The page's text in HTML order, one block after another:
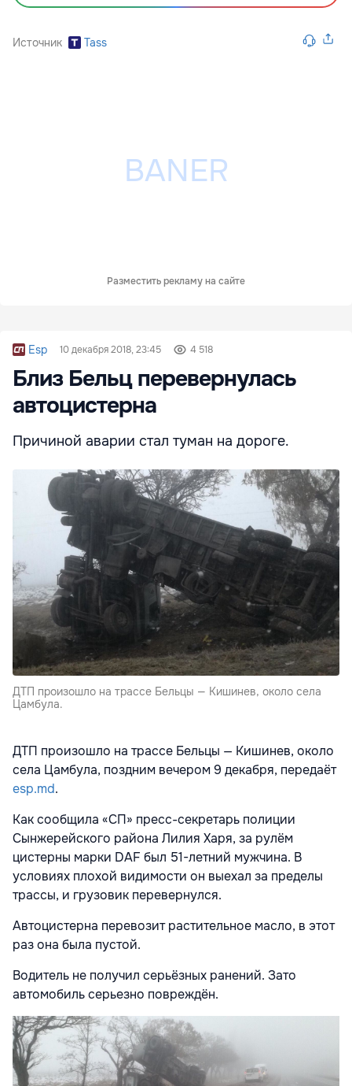
Источник Tass
Разместить рекламу на сайте
Esp 10 декабря 2018, 23:45 4 518
Близ Бельц перевернулась
автоцистерна
Причиной аварии стал туман на дороге.
ДТП произошло на трассе Бельцы — Кишинев, около села
Цамбула.
ДТП произошло на трассе Бельцы — Кишинев, около
села Цамбула, поздним вечером 9 декабря, передаёт
esp.md.
Как сообщила «СП» пресс-секретарь полиции
Сынжерейского района Лилия Харя, за рулём
цистерны марки DAF был 51-летний мужчина. В
условиях плохой видимости он выехал за пределы
трассы, и грузовик перевернулся.
Автоцистерна перевозит растительное масло, в этот
раз она была пустой.
Водитель не получил серьёзных ранений. Зато
автомобиль серьезно повреждён.